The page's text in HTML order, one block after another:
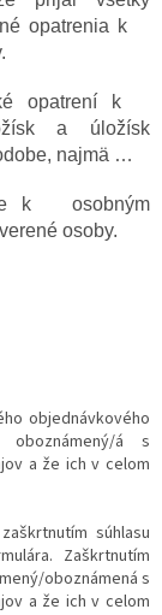
opatrenia k
opatrení k
a úložísk
najmä …
k osobným
osoby.
objednávkového
á s
a že ich v celom
súhlasu
Zaškrtnutím
oboznámená s
a že ich v celom